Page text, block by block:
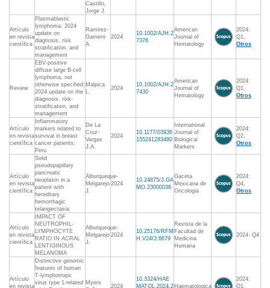
Castillo,
Jorge J.
Artículo
en revista
científica
Plasmablastic
lymphoma: 2024
update on
diagnosis, risk
stratification, and
management
Ramirez-
Gamero
A.
2024
10.1002/AJH.2
7376
American
Journal of
Hematology
2024:
Q1,
Otros
Review
EBV-positive
diffuse large B-cell
lymphoma, not
otherwise specified:
2024 update on the
diagnosis, risk-
stratification, and
management
Malpica
L.
2024
10.1002/AJH.2
7430
American
Journal of
Hematology
2024:
Q1,
Otros
Artículo
en revista
científica
Inflammatory
markers related to
survival in breast
cancer patients:
Peru
De La
Cruz-
Vargas
J.A.
2024
10.1177/03936
155241283480
International
Journal of
Biological
Markers
2024:
Q2,
Otros
Artículo
en revista
científica
Solid
pseudopapillary
pancreatic
neoplasm in a
patient with
hereditary
hemorrhagic
telangiectasia
Alburqueque-
Melgarejo
J.
2024
10.24875/J.GA
MO.23000036
Gaceta
Mexicana de
Oncologia
2024:
Q4,
Otros
Artículo
en revista
científica
IMPACT OF
NEUTROPHIL-
LYMPHOCYTE
RATIO IN ACRAL
LENTIGINOUS
MELANOMA
Alburqueque-
Melgarejo
J.
2024
10.25176/RFM
H.V24I3.6679
Revista de la
Facultad de
Medicina
Humana
2024: Q4
Artículo
en revista
Distinctive genomic
features of human
T-lymphotropic
virus type 1-related Myers
2024
10.3324/HAE
MATOL.2024.2 Haematologica
2024:
Q1,